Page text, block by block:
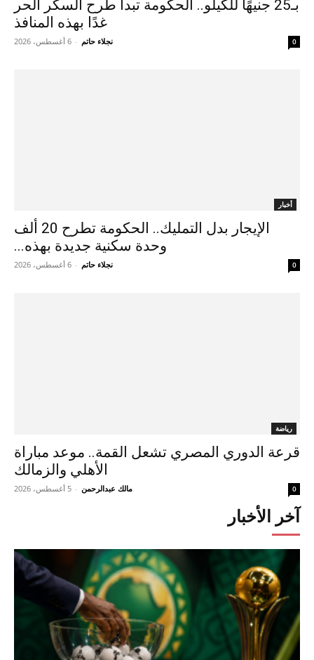
بـ25 جنيهًا للكيلو.. الحكومة تبدأ طرح السكر الحر
غدًا بهذه المنافذ
نجلاء حاتم - 6 أغسطس، 2026 0
أخبار
الإيجار بدل التمليك.. الحكومة تطرح 20 ألف
وحدة سكنية جديدة بهذه...
نجلاء حاتم - 6 أغسطس، 2026 0
رياضة
قرعة الدوري المصري تشعل القمة.. موعد مباراة
الأهلي والزمالك
مالك عبدالرحمن - 5 أغسطس، 2026 0
آخر الأخبار